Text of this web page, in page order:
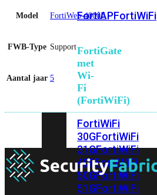
FortiAPFortiWiFi
FortiGate
met
Wi-
Fi
(FortiWiFi)
FortiWiFi
30GFortiWiFi
31GFortiWiFi
40FFortiWiFi
50GFortiWiFi
51GFortiWiFi
Model FortiWeb-4000F
FWB-Type Support
Aantal jaar 5